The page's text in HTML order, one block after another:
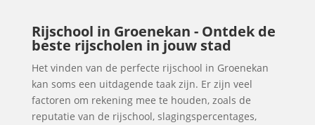
Rijschool in Groenekan - Ontdek de
beste rijscholen in jouw stad
Het vinden van de perfecte rijschool in Groenekan
kan soms een uitdagende taak zijn. Er zijn veel
factoren om rekening mee te houden, zoals de
reputatie van de rijschool, slagingspercentages,